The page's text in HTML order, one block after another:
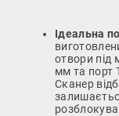
Ідеальна
отвори під
мм та порт
Сканер